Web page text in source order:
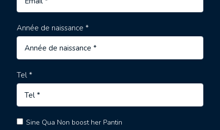
Année de naissance *
Tel *
Sine Qua Non boost her Pantin